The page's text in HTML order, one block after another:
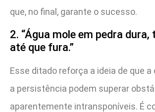
que, no final, garante o sucesso.
2. “Água mole em pedra
até que fura.”
Esse ditado reforça a ideia de que
a persistência podem superar
aparentemente intransponíveis. É